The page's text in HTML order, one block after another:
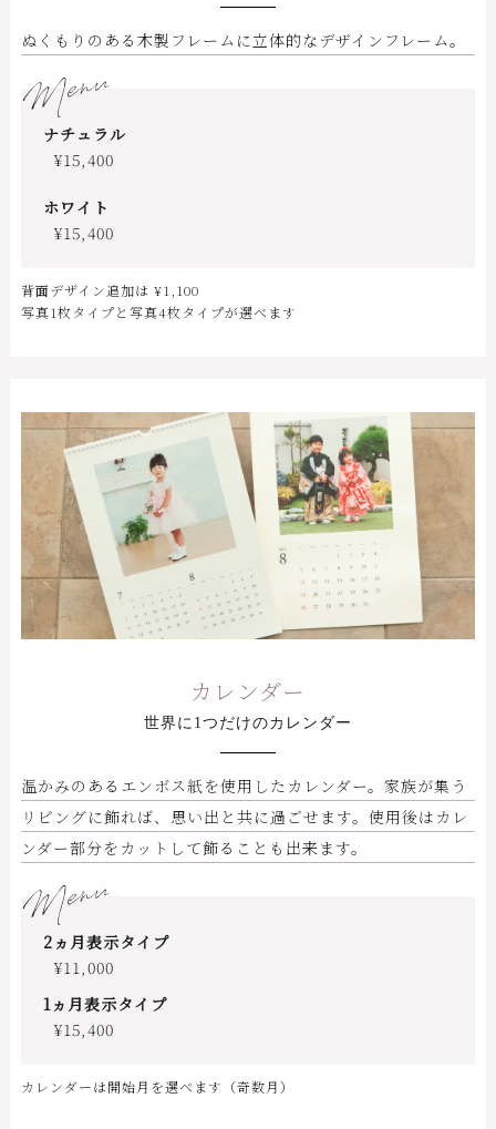
ぬくもりのある木製フレームに立体的なデザインフレーム。
Menu
ナチュラル
¥15,400
ホワイト
¥15,400
背面デザイン追加は ¥1,100
写真1枚タイプと写真4枚タイプが選べます
カレンダー
世界に1つだけのカレンダー
温かみのあるエンボス紙を使用したカレンダー。家族が集う
リビングに飾れば、思い出と共に過ごせます。使用後はカレ
ンダー部分をカットして飾ることも出来ます。
Menu
2ヵ月表示タイプ
¥11,000
1ヵ月表示タイプ
¥15,400
カレンダーは開始月を選べます（奇数月）